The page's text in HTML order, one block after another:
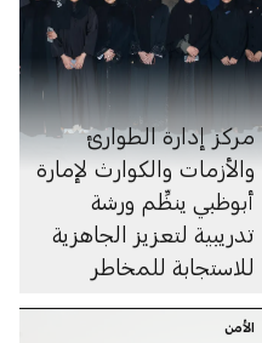
مركز إدارة الطوارئ
والأزمات والكوارث لإمارة
أبوظبي ينظِّم ورشة
تدريبية لتعزيز الجاهزية
للاستجابة للمخاطر
الأمن